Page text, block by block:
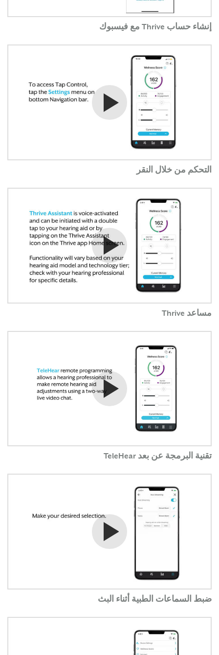
إنشاء حساب Thrive مع فيسبوك
شاهد الفيديو
التحكم من خلال النقر
شاهد الفيديو
مساعد Thrive
شاهد الفيديو
تقنية البرمجة عن بعد TeleHear
شاهد الفيديو
ضبط السماعات الطبية أثناء البث